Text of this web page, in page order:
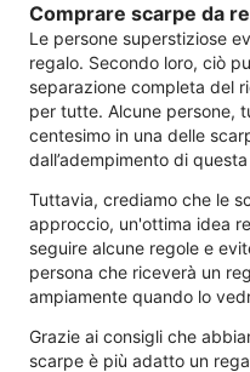
Comprare scarpe da
Le persone superstiziose
regalo. Secondo loro, ciò
separazione completa del
per tutte. Alcune persone,
centesimo in una delle
dall’adempimento di
Tuttavia, crediamo che le
approccio, un'ottima idea
seguire alcune regole e
persona che riceverà un
ampiamente quando lo
Grazie ai consigli che
scarpe è più adatto un